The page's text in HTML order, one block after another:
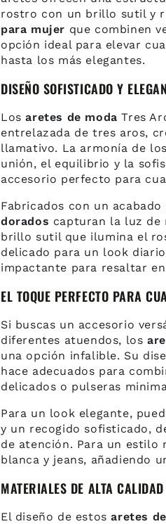
rostro con un brillo sutil y
para mujer que combinen
opción ideal para elevar
hasta los más elegantes.
DISEÑO SOFISTICADO Y
Losaretes de moda Tres
entrelazada de tres aros,
llamativo. La armonía de
unión, el equilibrio y la
accesorio perfecto para
Fabricados con un
dorados capturan la luz de
brillo sutil que ilumina el
delicado para un look
impactante para resaltar
EL TOQUE PERFECTO PARA
Si buscas un accesorio
diferentes atuendos, los
una opción infalible. Su
hace adecuados para
delicados o pulseras
Para un look elegante,
y un recogido sofisticado,
de atención. Para un estilo
blanca y jeans, añadiendo
MATERIALES DE ALTA
El diseño de estosaretes